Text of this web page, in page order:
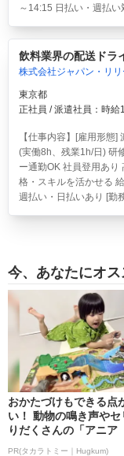
～14:15 日払い・週払
飲料業界の配送ドラ
株式会社ジャパン・リリ
東京都
正社員 / 派遣社員：時給
【仕事内容】[雇用形態
(実働8h、残業1h/日) 研
ー通勤OK 社員登用あり
格・スキルを活かせる
週払い・日払いあり [勤
今、あなたにオス
おかたづけもできる点
い！ 動物の鳴き声やセ
りだくさんの「アニ
PR(タカラトミー｜Hugkum)